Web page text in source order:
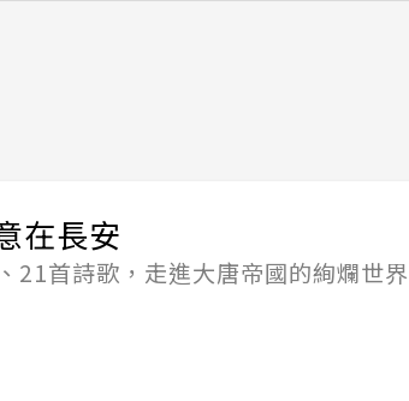
併結果查詢
在長安
21首詩歌，走進大唐帝國的絢爛世界